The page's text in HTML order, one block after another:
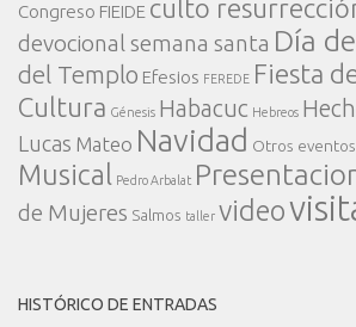
Congreso FIEIDE culto
devocional semana santa Día
del Templo Efesios FEREDE Fiesta
Cultura Génesis Habacuc Hebreos
Lucas Mateo Navidad Otros eventos
Musical
Pedro Arbalat
de Mujeres Salmos taller video
HISTÓRICO DE ENTRADAS